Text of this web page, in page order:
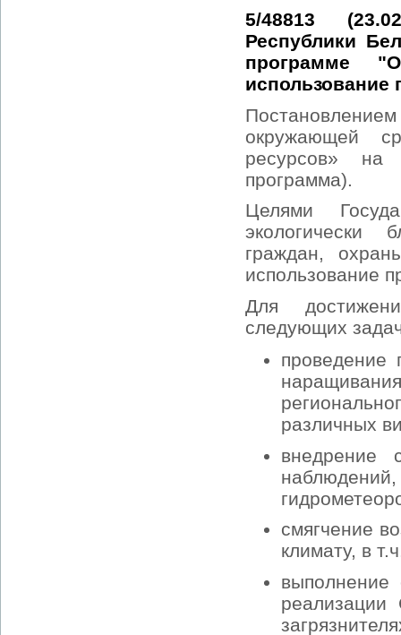
5/48813
Республики
программе
использование
окружающей
ресурсов» на
программа).
Целями
экологически
граждан,
использование
Для
следующих
проведение
различных
внедрение
наблюдений,
смягчение
климату, в
выполнение
реализации